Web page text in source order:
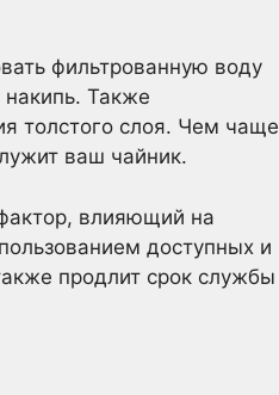
фильтрованную воду
Также
толстого слоя. Чем чаще
ваш чайник.
влияющий на
доступных и
продлит срок службы